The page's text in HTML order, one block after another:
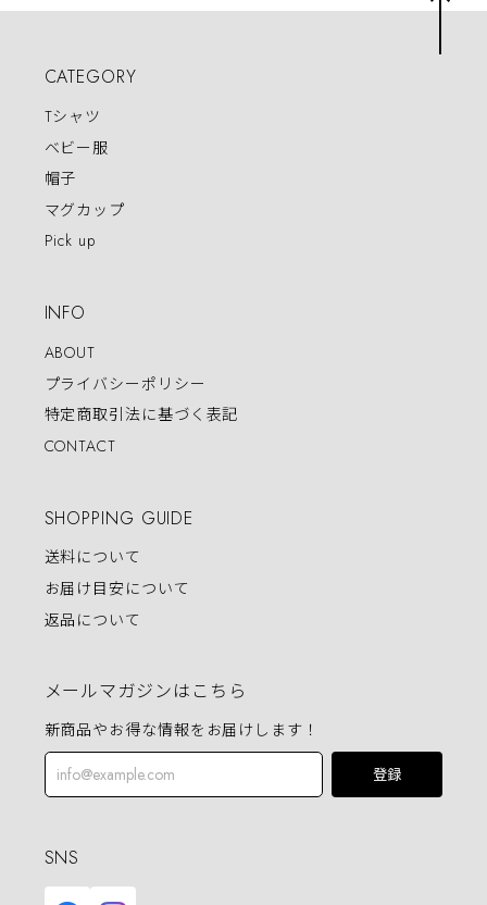
CATEGORY
Tシャツ
ベビー服
帽子
マグカップ
Pick up
INFO
ABOUT
プライバシーポリシー
特定商取引法に基づく表記
CONTACT
SHOPPING GUIDE
送料について
お届け目安について
返品について
メールマガジンはこちら
新商品やお得な情報をお届けします！
登録
SNS